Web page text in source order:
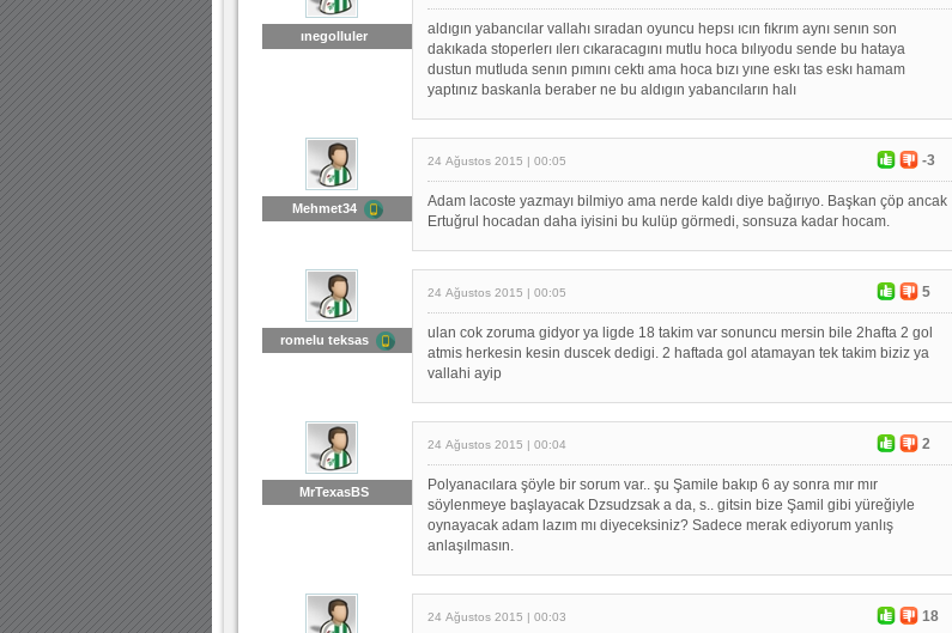
ınegolluler
aldıgın yabancılar vallahı sıradan oyuncu hepsı ıcın fıkrım aynı senın son
dakıkada stoperlerı ılerı cıkaracagını mutlu hoca bılıyodu sende bu hataya
dustun mutluda senın pımını cektı ama hoca bızı yıne eskı tas eskı hamam
yaptınız baskanla beraber ne bu aldıgın yabancıların halı
Mehmet34
24 Ağustos 2015 | 00:05 -3
Adam lacoste yazmayı bilmiyo ama nerde kaldı diye bağırıyo. Başkan çöp ancak
Ertuğrul hocadan daha iyisini bu kulüp görmedi, sonsuza kadar hocam.
romelu teksas
24 Ağustos 2015 | 00:05 5
ulan cok zoruma gidyor ya ligde 18 takim var sonuncu mersin bile 2hafta 2 gol
atmis herkesin kesin duscek dedigi. 2 haftada gol atamayan tek takim biziz ya
vallahi ayip
MrTexasBS
24 Ağustos 2015 | 00:04 2
Polyanacılara şöyle bir sorum var.. şu Şamile bakıp 6 ay sonra mır mır
söylenmeye başlayacak Dzsudzsak a da, s.. gitsin bize Şamil gibi yüreğiyle
oynayacak adam lazım mı diyeceksiniz? Sadece merak ediyorum yanlış
anlaşılmasın.
24 Ağustos 2015 | 00:03 18